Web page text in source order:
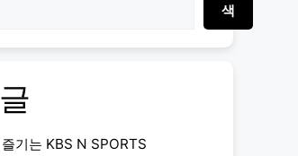
색
기는 KBS N SPORTS